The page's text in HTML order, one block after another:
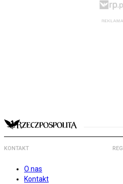
KONTAKT
O nas
Kontakt